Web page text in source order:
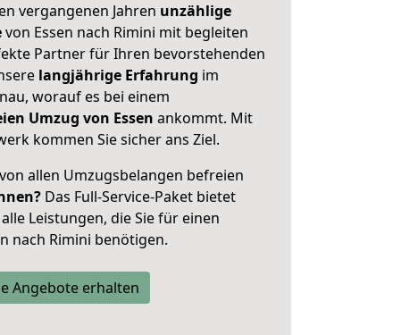
vergangenen Jahren unzählige
von Essen nach Rimini mit begleiten
Partner für Ihren bevorstehenden
langjährige Erfahrung im
worauf es bei einem
Umzug von Essen ankommt. Mit
kommen Sie sicher ans Ziel.
allen Umzugsbelangen befreien
Das Full-Service-Paket bietet
Leistungen, die Sie für einen
nach Rimini benötigen.
Angebote erhalten